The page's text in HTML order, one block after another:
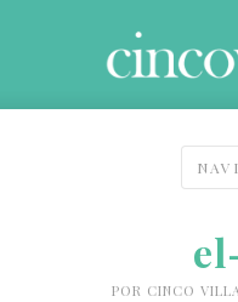
POR CINCO